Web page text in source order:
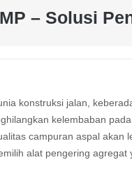
– Solusi
konstruksi jalan,
kelembaban
campuran aspal
alat pengering